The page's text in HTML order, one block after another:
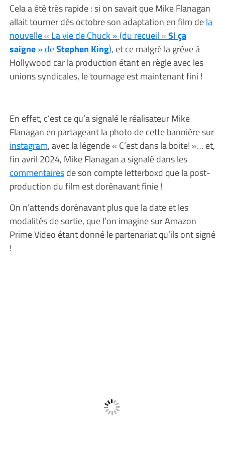
Cela a été très rapide : si on savait que Mike Flanagan
allait tourner dès octobre son adaptation en film dela
nouvelle « La vie de Chuck » (du recueil «Si ça
saigne» deStephen King), et ce malgré la grève à
Hollywood car la production étant en règle avec les
unions syndicales, le tournage est maintenant fini !
En effet, c’est ce qu’a signalé le réalisateur Mike
Flanagan en partageant la photo de cette bannière sur
instagram, avec la légende « C’est dans la boite! »… et,
fin avril 2024, Mike Flanagan a signalé dans les
commentairesde son compte letterboxd que la post-
production du film est dorénavant finie !
On n’attends dorénavant plus que la date et les
modalités de sortie, que l’on imagine sur Amazon
Prime Video étant donné le partenariat qu’ils ont signé
!